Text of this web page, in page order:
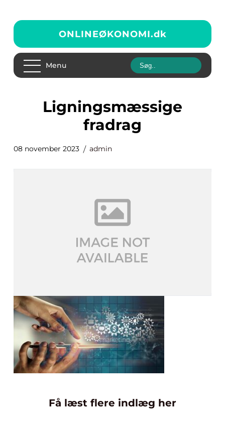
ONLINEØKONOMI.dk
Menu
ligningsmæssige
fradrag
08 november 2023 admin
Få læst flere indlæg her